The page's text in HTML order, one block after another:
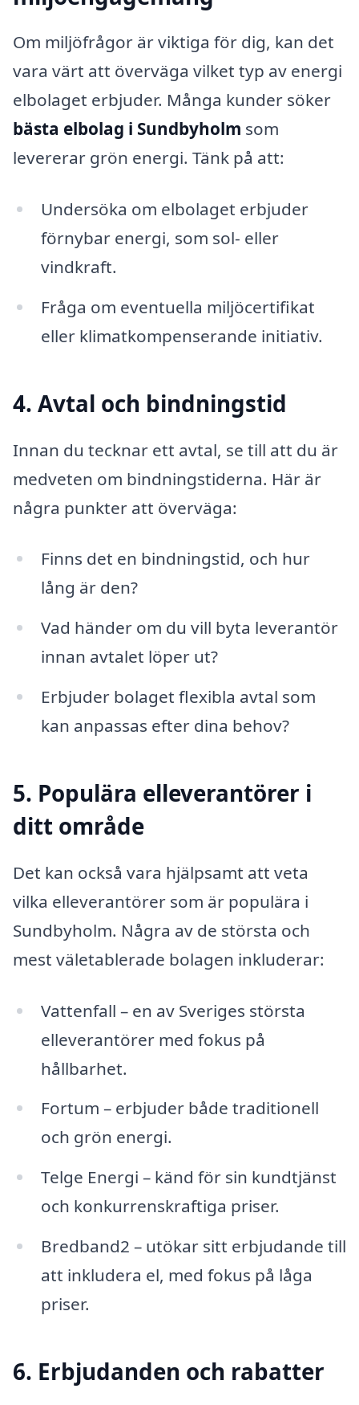
Om miljöfrågor är viktiga för dig, kan det
vara värt att överväga vilket typ av energi
elbolaget erbjuder. Många kunder söker
bästa elbolag i Sundbyholm som
levererar grön energi. Tänk på att:
Undersöka om elbolaget erbjuder
förnybar energi, som sol- eller
vindkraft.
Fråga om eventuella miljöcertifikat
eller klimatkompenserande initiativ.
4. Avtal och bindningstid
Innan du tecknar ett avtal, se till att du är
medveten om bindningstiderna. Här är
några punkter att överväga:
Finns det en bindningstid, och hur
lång är den?
Vad händer om du vill byta leverantör
innan avtalet löper ut?
Erbjuder bolaget flexibla avtal som
kan anpassas efter dina behov?
5. Populära elleverantörer i
ditt område
Det kan också vara hjälpsamt att veta
vilka elleverantörer som är populära i
Sundbyholm. Några av de största och
mest väletablerade bolagen inkluderar:
Vattenfall – en av Sveriges största
elleverantörer med fokus på
hållbarhet.
Fortum – erbjuder både traditionell
och grön energi.
Telge Energi – känd för sin kundtjänst
och konkurrenskraftiga priser.
Bredband2 – utökar sitt erbjudande till
att inkludera el, med fokus på låga
priser.
6. Erbjudanden och rabatter